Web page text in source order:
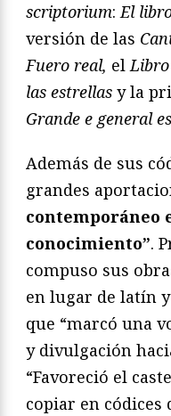
scriptorium:El
versión de las
Fuero real, el
las estrellas y la
Grande e general
Además de sus
grandes
contemporáneo
conocimiento”.
compuso sus
en lugar de latín
que “marcó una
y divulgación
“Favoreció el
copiar en códices